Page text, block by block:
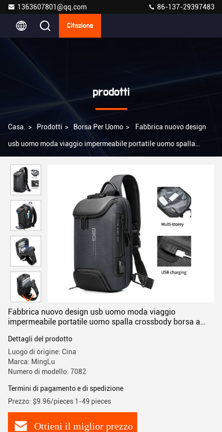
1363607801@qq.com 86-137-29397483
Citazione
prodotti
Casa. > Prodotti > Borsa Per Uomo > Fabbrica nuovo design
usb uomo moda viaggio impermeabile portatile uomo spalla
Fabbrica nuovo design usb uomo moda viaggio
impermeabile portatile uomo spalla crossbody borsa a
Dettagli del prodotto
Luogo di origine: Cina
Marca: MingLu
Numero di modello: 7082
Termini di pagamento e di spedizione
Prezzo: $9.96/pieces 1-49 pieces
Ottieni il miglior prezzo